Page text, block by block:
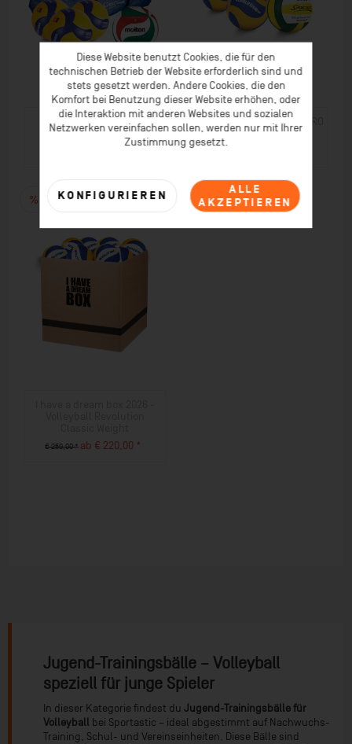
Sparset Volleyball
Professional 2026
Sparset Volleyball SEMI-PRO
2026
€ 259,00 * ab € 220,00 *
Jugend-Trainingsbälle – Volleyball
speziell für junge Spieler
In dieser Kategorie findest du Jugend-Trainingsbälle für
Volleyball
bei Sportastic – ideal abgestimmt auf Nachwuchs-
Training, Schul- und Vereinseinheiten. Diese Bälle sind
Diese Website benutzt Cookies, die für den
technischen Betrieb der Website erforderlich sind und
stets gesetzt werden. Andere Cookies, die den
Komfort bei Benutzung dieser Website erhöhen, oder
die Interaktion mit anderen Websites und sozialen
Netzwerken vereinfachen sollen, werden nur mit Ihrer
Zustimmung gesetzt.
ALLE
AKZEPTIEREN
KONFIGURIEREN